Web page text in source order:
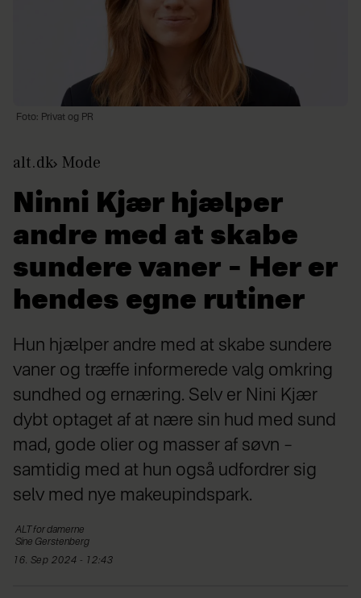
Foto: Privat og PR
alt.dk Mode
Ninni Kjær hjælper
andre med at skabe
sundere vaner – Her er
hendes egne rutiner
Hun hjælper andre med at skabe sundere
vaner og træffe informerede valg omkring
sundhed og ernæring. Selv er Nini Kjær
dybt optaget af at nære sin hud med sund
mad, gode olier og masser af søvn –
samtidig med at hun også udfordrer sig
selv med nye makeupindspark.
ALT for damerne
Sine Gerstenberg
16. Sep 2024 - 12:43